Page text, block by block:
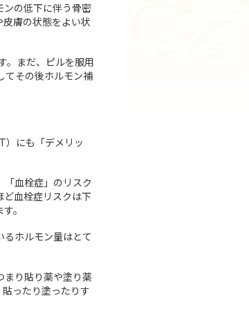
ンの低下に伴う骨密
膚の状態をよい状
。まだ、ピルを服用
てその後ホルモン補
）にも「デメリッ
血栓症」のリスク
血栓症リスクは下
。
ホルモン量はとて
まり貼り薬や塗り薬
ったり塗ったりす